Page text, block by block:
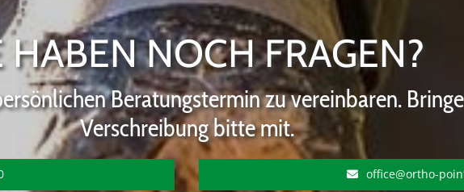
HABEN NOCH FRAGEN?
Beratungstermin zu vereinbaren.
Verschreibung bitte mit.
office@ortho-